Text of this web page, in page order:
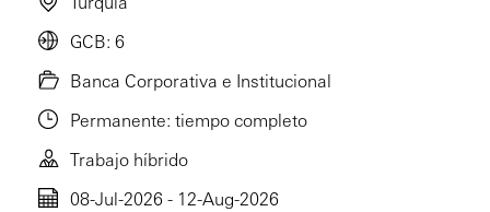
GCB: 6
Banca Corporativa e Institucional
Permanente: tiempo completo
Trabajo híbrido
08-Jul-2026 - 12-Aug-2026